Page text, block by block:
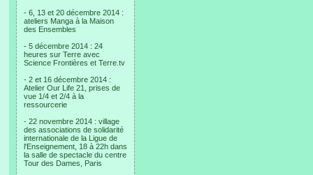
- 6, 13 et 20 décembre 2014 :
ateliers Manga à la Maison
des Ensembles
- 5 décembre 2014 : 24
heures sur Terre avec
Science Frontières et Terre.tv
- 2 et 16 décembre 2014 :
Atelier Our Life 21, prises de
vue 1/4 et 2/4 à la
ressourcerie
- 22 novembre 2014 : village
des associations de solidarité
internationale de la Ligue de
l'Enseignement, 18 à 22h dans
la salle de spectacle du centre
Tour des Dames, Paris